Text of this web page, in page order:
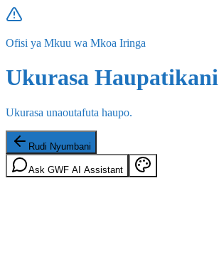
Ofisi ya Mkuu wa Mkoa Iringa
Ukurasa Haupatikani
Ukurasa unaoutafuta haupo.
Rudi Nyumbani
Ask GWF AI Assistant